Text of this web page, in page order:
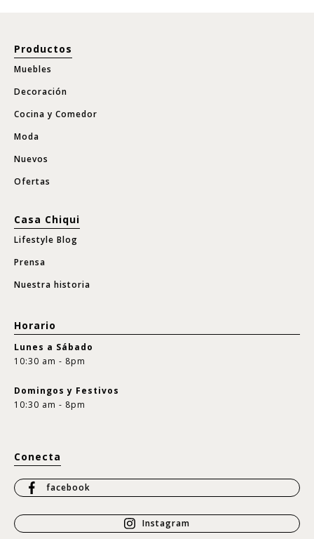
Productos
Muebles
Decoración
Cocina y Comedor
Moda
Nuevos
Ofertas
Casa Chiqui
Lifestyle Blog
Prensa
Nuestra historia
Horario
Lunes a Sábado
10:30 am - 8pm
Domingos y Festivos
10:30 am - 8pm
Conecta
facebook
Instagram